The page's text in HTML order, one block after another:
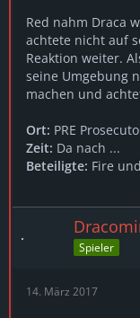
Red nahm Draca
achtete nicht auf
Reaktion weiter.
seine Umgebung
machen und
Ort: PRE
Zeit: Da nach ...
Beteiligte: Fire
Spieler
14. März 2017